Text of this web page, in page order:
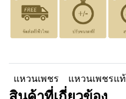
แหวนเพชร แหวนเพชรแท้